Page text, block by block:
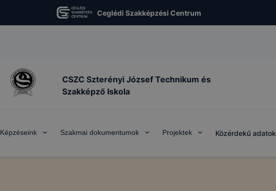
Ceglédi Szakképzési Centrum
CSZC Szterényi József Technikum és
Szakképző Iskola
Képzéseink Szakmai dokumentumok Projektek Közérdekű adatok